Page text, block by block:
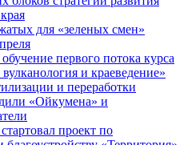
для «зеленых смен»
первого потока курса
и краеведение»
и переработки
«Ойкумена» и
проект по